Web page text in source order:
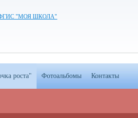
"МОЯ ШКОЛА"
роста" Фотоальбомы Контакты